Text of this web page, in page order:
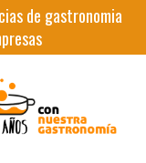
de gastronomia